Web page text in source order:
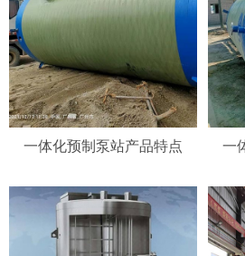
一体化预制泵站产品特点 一